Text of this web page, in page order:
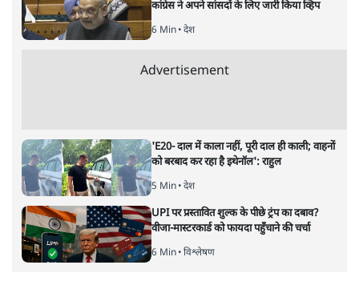
जिसका अंदेशा था वही हुआ बुधवार को इंडिया गठबंधन के वरिष्ठ
नेताओं की वर्चुअल बैठक होनी थी। इस बैठक में नीतीश कुमार को
कुमार को नए साल की मुबारकबाद के साथ-साथ इंडिया गठबंधन
का संयोजक बनाए जाने की भी अग्रिम बधाइयां मिल रही थीं
लेकिन इंडिया गठबंधन की वर्चुअल बैठक टल गई है। बैठक की नई
तारीख़ भी तय नहीं है।
आख़िर क्यों टली बैठक?